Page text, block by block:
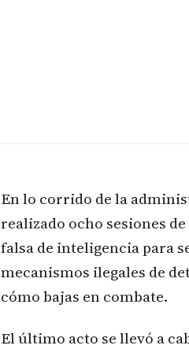
En lo corrido de la
realizado ocho sesiones
falsa de inteligencia para
mecanismos ilegales de
cómo bajas en combate.
El último acto se llevó a